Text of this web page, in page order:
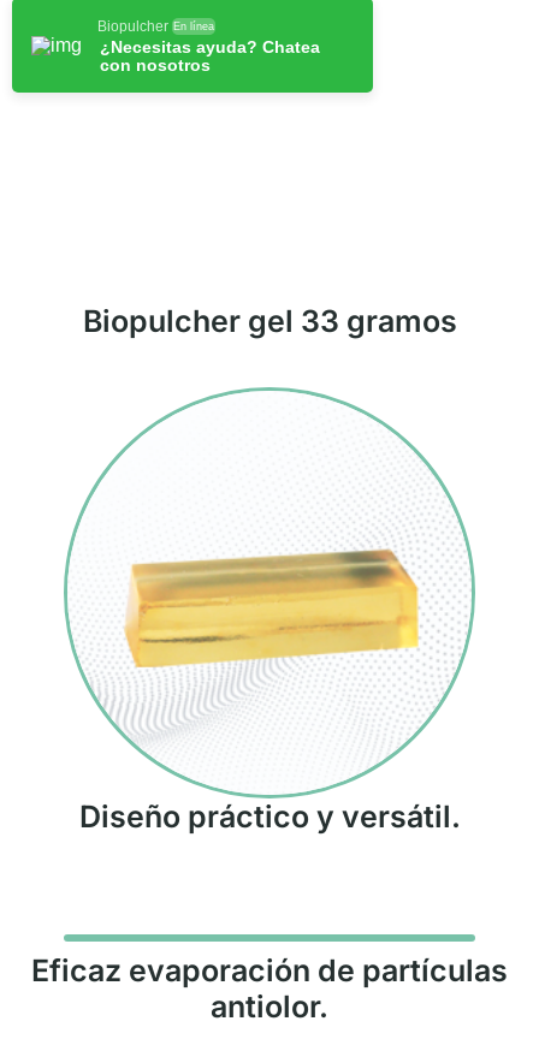
Biopulcher En línea
¿Necesitas ayuda? Chatea
con nosotros
Biopulcher gel 33 gramos
Diseño práctico y versátil.
Eficaz evaporación de partículas
antiolor.